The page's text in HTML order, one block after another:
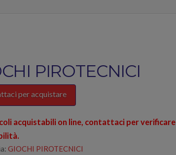
PIROTECNICI
per acquistare
acquistabili on line, contattaci per verificare
GIOCHI PIROTECNICI